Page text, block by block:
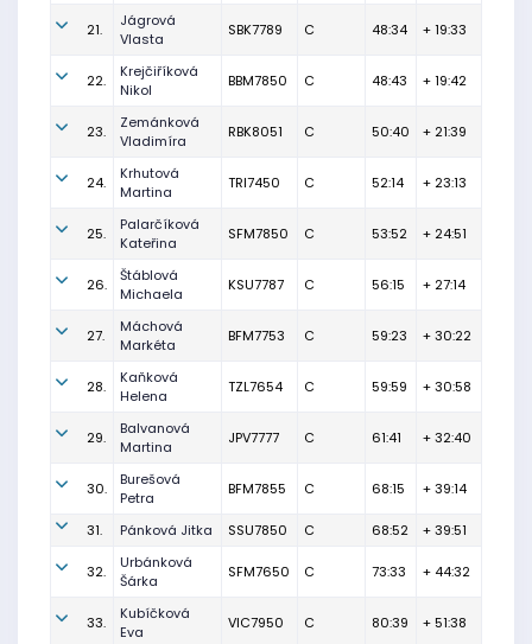
21.
Jágrová
Vlasta
SBK7789 C 48:34 + 19:33
22.
Krejčiříková
Nikol
BBM7850 C 48:43 + 19:42
23.
Zemánková
Vladimíra
RBK8051 C 50:40 + 21:39
24.
Krhutová
Martina
TRI7450 C 52:14 + 23:13
25.
Palarčíková
Kateřina
SFM7850 C 53:52 + 24:51
26.
Štáblová
Michaela
KSU7787 C 56:15 + 27:14
27.
Máchová
Markéta
BFM7753 C 59:23 + 30:22
28.
Kaňková
Helena
TZL7654 C 59:59 + 30:58
29.
Balvanová
Martina
JPV7777 C 61:41 + 32:40
30.
Burešová
Petra
BFM7855 C 68:15 + 39:14
31. Pánková Jitka SSU7850 C 68:52 + 39:51
32.
Urbánková
Šárka
SFM7650 C 73:33 + 44:32
33.
Kubíčková
Eva
VIC7950 C 80:39 + 51:38